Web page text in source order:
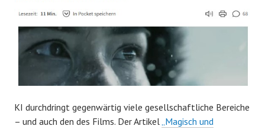
KI durchdringt gegenwärtig viele gesellschaftliche Bereiche
– und auch den des Films. Der Artikel„Magisch und